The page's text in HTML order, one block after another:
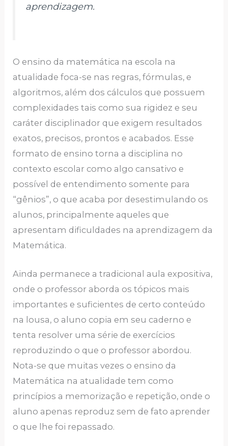
aprendizagem.
O ensino da matemática na escola na
atualidade foca-se nas regras, fórmulas, e
algoritmos, além dos cálculos que possuem
complexidades tais como sua rigidez e seu
caráter disciplinador que exigem resultados
exatos, precisos, prontos e acabados. Esse
formato de ensino torna a disciplina no
contexto escolar como algo cansativo e
possível de entendimento somente para
“gênios”, o que acaba por desestimulando os
alunos, principalmente aqueles que
apresentam dificuldades na aprendizagem da
Matemática.
Ainda permanece a tradicional aula expositiva,
onde o professor aborda os tópicos mais
importantes e suficientes de certo conteúdo
na lousa, o aluno copia em seu caderno e
tenta resolver uma série de exercícios
reproduzindo o que o professor abordou.
Nota-se que muitas vezes o ensino da
Matemática na atualidade tem como
princípios a memorização e repetição, onde o
aluno apenas reproduz sem de fato aprender
o que lhe foi repassado.